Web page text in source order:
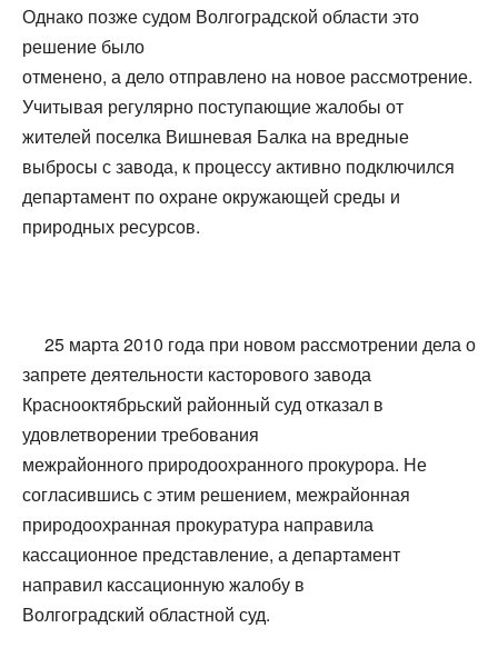
Однако позже судом Волгоградской области это
решение было
отменено, а дело отправлено на новое рассмотрение.
Учитывая регулярно поступающие жалобы от
жителей поселка Вишневая Балка на вредные
выбросы с завода, к процессу активно подключился
департамент по охране окружающей среды и
природных ресурсов.
25 марта 2010 года при новом рассмотрении дела о
запрете деятельности касторового завода
Краснооктябрьский районный суд отказал в
удовлетворении требования
межрайонного природоохранного прокурора. Не
согласившись с этим решением, межрайонная
природоохранная прокуратура направила
кассационное представление, а департамент
направил кассационную жалобу в
Волгоградский областной суд.